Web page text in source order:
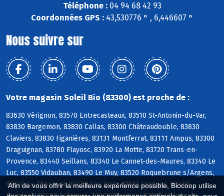
Afin de vous offrir la meilleure expérience possible, Biocoop utilise
Téléphone :04 94 68 42 93
Coordonnées GPS : 43,530776 ° , 6,446607 °
Nous suivre sur
Votre magasin Soleil Bio (83300) est proche de :
83630 Vérignon, 83570 Entrecasteaux, 83510 St-Antonin-du-Var,
83830 Bargemon, 83830 Callas, 83300 Châteaudouble, 83830
Claviers, 83830 Figanières, 83131 Montferrat, 83111 Ampus, 83300
Draguignan, 83780 Flayosc, 83920 La Motte, 83720 Trans-en-
Provence, 83440 Seillans, 83340 Le Cannet-des-Maures, 83340 Le
Luc, 83550 Vidauban, 83490 Le Muy, 83520 Roquebrune s/Argens,
83340 Le Thoronet, 83460 Les Arcs, 83510 Lorgues, 83460